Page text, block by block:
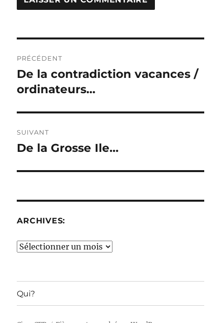
de
l’article
PRÉCÉDENT
Publication
précédente :
De la contradiction vacances /
ordinateurs…
SUIVANT
Publication
De la Grosse Ile…
ARCHIVES:
Archives:
Qui?